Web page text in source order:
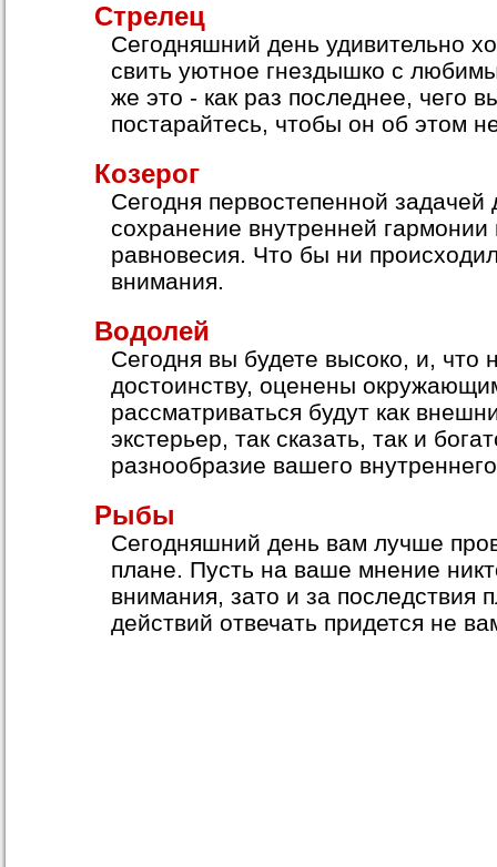
Стрелец
Сегодняшний день удивительно
свить уютное гнездышко с
же это - как раз последнее, чего
постарайтесь, чтобы он об этом
Козерог
Сегодня первостепенной задачей
сохранение внутренней
равновесия. Что бы ни
внимания.
Водолей
Сегодня вы будете высоко, и, что
достоинству, оценены
рассматриваться будут как
экстерьер, так сказать, так и
разнообразие вашего
Рыбы
Сегодняшний день вам лучше
плане. Пусть на ваше мнение
внимания, зато и за последствия
действий отвечать придется не